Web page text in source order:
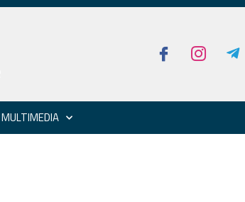
MULTIMEDIA